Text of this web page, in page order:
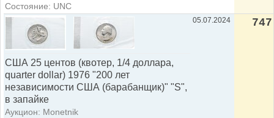
Состояние: UNC
США 25 центов (квотер, 1/4 доллара,
quarter dollar) 1976 "200 лет
независимости США (барабанщик)" "S",
в запайке
Аукцион: Monetnik
05.07.2024 747